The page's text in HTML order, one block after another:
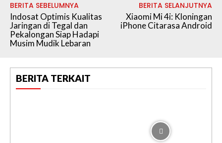
BERITA SEBELUMNYA
Indosat Optimis Kualitas
Jaringan di Tegal dan
Pekalongan Siap Hadapi
Musim Mudik Lebaran
BERITA SELANJUTNYA
Xiaomi Mi 4i: Kloningan
iPhone Citarasa Android
BERITA TERKAIT